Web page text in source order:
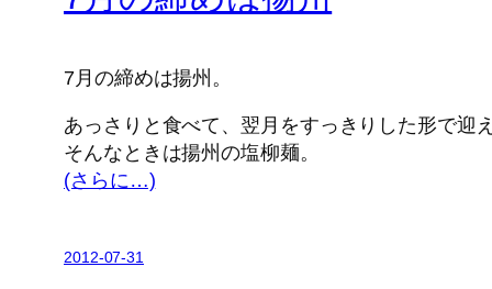
7月の締めは揚州。
あっさりと食べて、翌月をすっきりした形で迎
そんなときは揚州の塩柳麺。
(さらに…)
2012-07-31